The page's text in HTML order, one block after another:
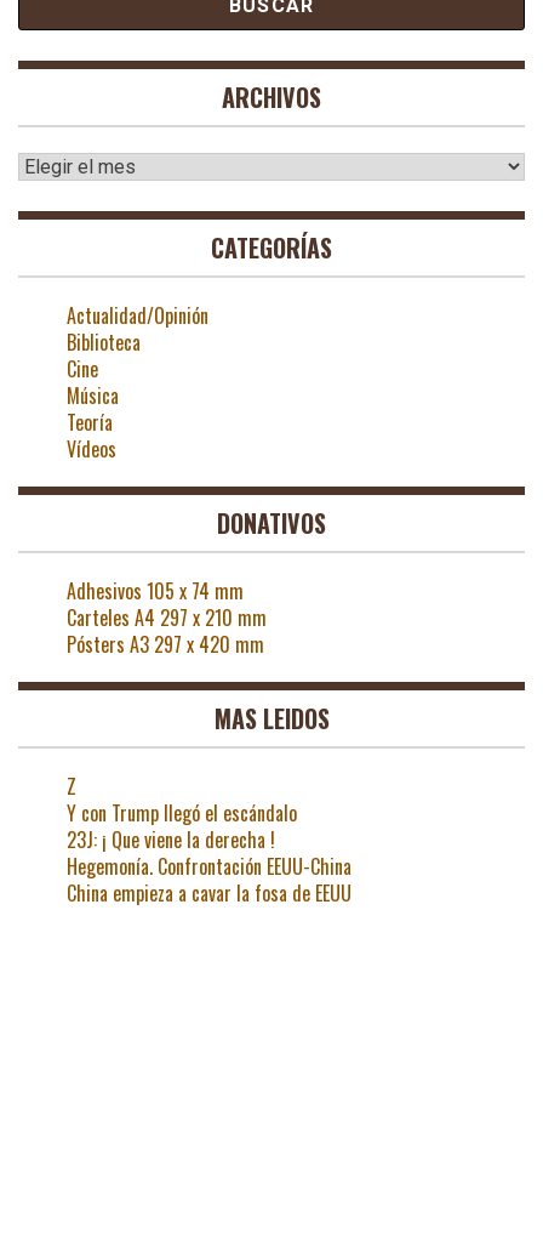
ARCHIVOS
Archivos
CATEGORÍAS
Actualidad/Opinión
Biblioteca
Cine
Música
Teoría
Vídeos
DONATIVOS
Adhesivos 105 x 74 mm
Carteles A4 297 x 210 mm
Pósters A3 297 x 420 mm
MAS LEIDOS
Z
Y con Trump llegó el escándalo
23J: ¡ Que viene la derecha !
Hegemonía. Confrontación EEUU-China
China empieza a cavar la fosa de EEUU